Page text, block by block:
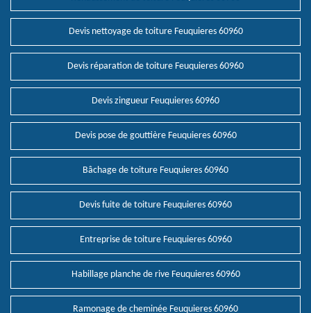
Devis nettoyage de toiture Feuquieres 60960
Devis réparation de toiture Feuquieres 60960
Devis zingueur Feuquieres 60960
Devis pose de gouttière Feuquieres 60960
Bâchage de toiture Feuquieres 60960
Devis fuite de toiture Feuquieres 60960
Entreprise de toiture Feuquieres 60960
Habillage planche de rive Feuquieres 60960
Ramonage de cheminée Feuquieres 60960